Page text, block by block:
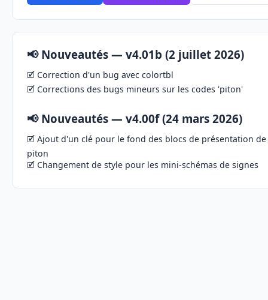
📢 Nouveautés — v4.01b (2 juillet 2026)
🗹 Correction d'un bug avec colortbl
🗹 Corrections des bugs mineurs sur les codes 'piton'
📢 Nouveautés — v4.00f (24 mars 2026)
🗹 Ajout d'un clé pour le fond des blocs de présentation de
piton
🗹 Changement de style pour les mini-schémas de signes